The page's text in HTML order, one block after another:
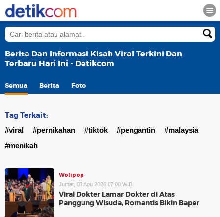
Berita Dan Informasi Kisah Viral Terkini Dan
Terbaru Hari Ini - Detikcom
Semua Berita Foto
Tag Terkait:
#viral #pernikahan #tiktok #pengantin
#malaysia
#menikah
Wolipop
Jumat, 07 Agu 2026 07:00 WIB
Viral Dokter Lamar Dokter di Atas
Panggung Wisuda, Romantis Bikin Baper